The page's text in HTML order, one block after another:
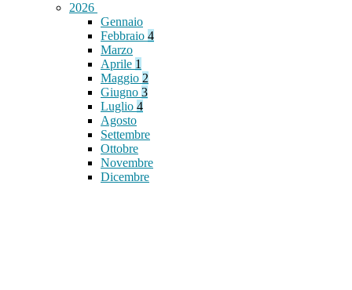
2026
Gennaio
Febbraio 4
Marzo
Aprile 1
Maggio 2
Giugno 3
Luglio 4
Agosto
Settembre
Ottobre
Novembre
Dicembre